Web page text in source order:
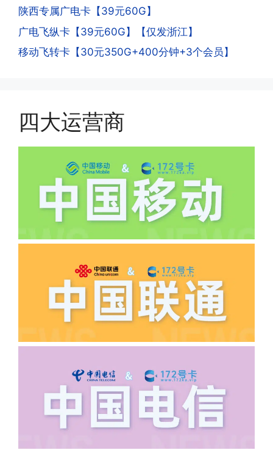
·4.实际扣费月租
答:
(1)首月扣费:电信是首月免费，联通是按
(2)如下几种情况是不返费的:返费前停
机、关机、注销、违章单停、未再专属渠
道首充的情况下都是不能正常返费的并且
逾期不可补返费。
·5.我的返费为什么还没有到?
加活动充值，其次是否状态是否一直保持
如以上都正常就联系平台客服单独查询。
·6.领卡时详细地址怎么写容易通过审核?
答:不要低于6个字。详细地址不要写带有
浦东新区北京路33号，这样的地址就会
导致订单失败，因为在系统审核看来你在
上海怎么又写了个北京，不知道你在哪
里，所以直接订单失败。
次认证是为了证明你本人在使用这张卡。
一般二次认证的流程是本人使用这张卡的
流量，通过运营商链接刷人脸，拍身份证
件，来证明是本人在使用。具体可以网上
陕西专属广电卡【39元60G】
广电飞纵卡【39元60G】【仅发浙江】
移动飞转卡【30元350G+400分钟+3个会员】
四大运营商